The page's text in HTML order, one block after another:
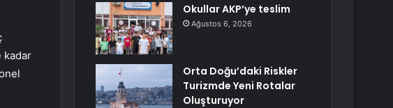
kadar
Okullar AKP’ye teslim
Ağustos 6, 2026
Orta Doğu’daki Riskler
Turizmde Yeni Rotalar
Oluşturuyor